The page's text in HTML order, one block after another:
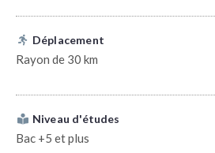
Déplacement
Rayon de 30 km
Niveau d'études
Bac +5 et plus